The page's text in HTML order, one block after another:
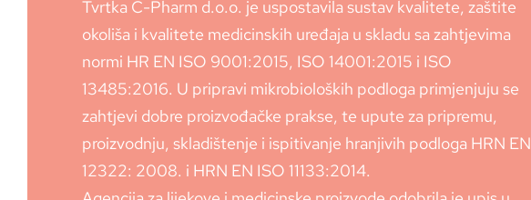
Tvrtka C-Pharm d.o.o. je uspostavila sustav kvalitete, zaštite
okoliša i kvalitete medicinskih uređaja u skladu sa zahtjevima
normi HR EN ISO 9001:2015, ISO 14001:2015 i ISO
13485:2016. U pripravi mikrobioloških podloga primjenjuju se
zahtjevi dobre proizvođačke prakse, te upute za pripremu,
proizvodnju, skladištenje i ispitivanje hranjivih podloga HRN EN
12322: 2008. i HRN EN ISO 11133:2014.